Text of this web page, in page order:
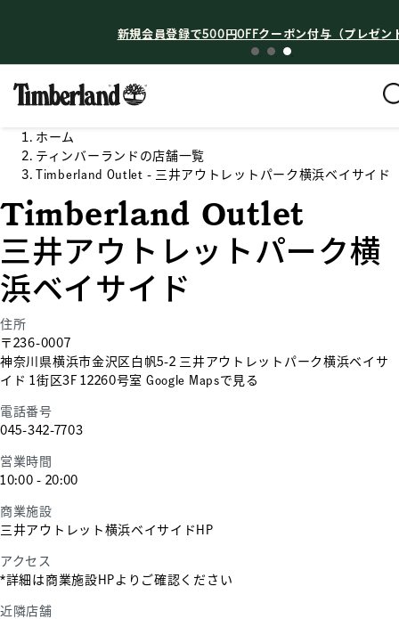
新規会員登録で500円OFFクーポン付与（プレゼン
ホーム
ティンバーランドの店舗一覧
Timberland Outlet - 三井アウトレットパーク横浜ベイサイド
Timberland Outlet
三井アウトレットパーク横
浜ベイサイド
住所
〒236-0007
神奈川県横浜市金沢区白帆5-2 三井アウトレットパーク横浜ベイサ
イド 1街区3F 12260号室 Google Mapsで見る
電話番号
045-342-7703
営業時間
10:00 - 20:00
商業施設
三井アウトレット横浜ベイサイドHP
アクセス
*詳細は商業施設HPよりご確認ください
近隣店舗